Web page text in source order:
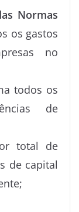
Normas
os gastos
no
todos os
de
total de
de capital